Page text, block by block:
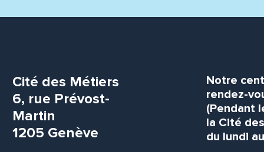
Cité des Métiers
6, rue Prévost-
Martin
1205 Genève
Notre
rendez-
(Pendant
la Cité
du lundi